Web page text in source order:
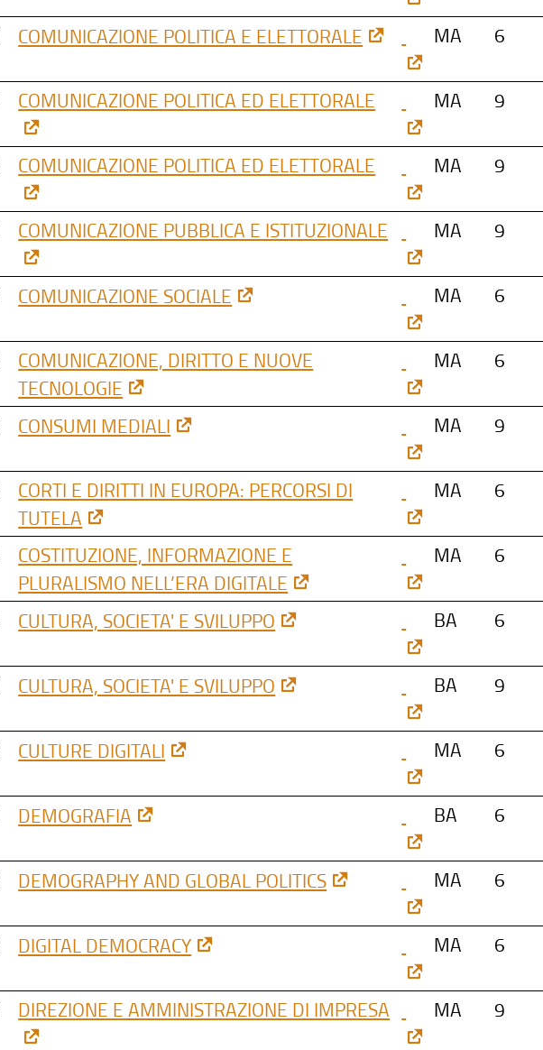
COMUNICAZIONE POLITICA E ELETTORALE MA 6
COMUNICAZIONE POLITICA ED ELETTORALE MA 9
COMUNICAZIONE POLITICA ED ELETTORALE MA 9
COMUNICAZIONE PUBBLICA E ISTITUZIONALE MA 9
COMUNICAZIONE SOCIALE MA 6
COMUNICAZIONE, DIRITTO E NUOVE
TECNOLOGIE
MA 6
CONSUMI MEDIALI MA 9
CORTI E DIRITTI IN EUROPA: PERCORSI DI
TUTELA
MA 6
COSTITUZIONE, INFORMAZIONE E
PLURALISMO NELL’ERA DIGITALE
MA 6
CULTURA, SOCIETA' E SVILUPPO BA 6
CULTURA, SOCIETA' E SVILUPPO BA 9
CULTURE DIGITALI MA 6
DEMOGRAFIA BA 6
DEMOGRAPHY AND GLOBAL POLITICS MA 6
DIGITAL DEMOCRACY MA 6
DIREZIONE E AMMINISTRAZIONE DI IMPRESA MA 9